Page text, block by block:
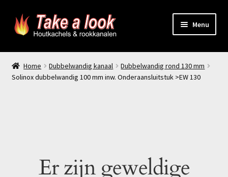
Ga
door
Ga
naar
Menu
Home
Prijsindicatie rookkanaal
Producten
Home Dubbelwandig kanaal
Dubbelwandig rond 130 mm
Solinox dubbelwandig 100 mm inw. Onderaansluitstuk >EW 130
Er zijn geweldige